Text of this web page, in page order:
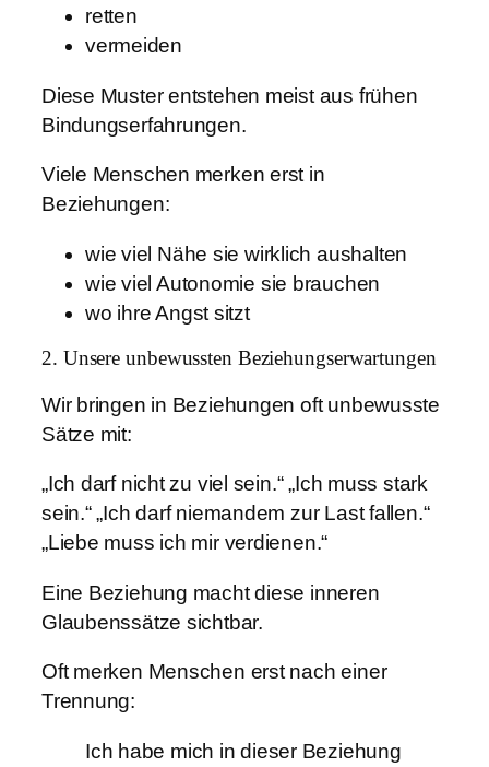
retten
vermeiden
Diese Muster entstehen meist aus frühen
Bindungserfahrungen.
Viele Menschen merken erst in
Beziehungen:
wie viel Nähe sie wirklich aushalten
wie viel Autonomie sie brauchen
wo ihre Angst sitzt
2. Unsere unbewussten Beziehungserwartungen
Wir bringen in Beziehungen oft unbewusste
Sätze mit:
„Ich darf nicht zu viel sein.“ „Ich muss stark
sein.“ „Ich darf niemandem zur Last fallen.“
„Liebe muss ich mir verdienen.“
Eine Beziehung macht diese inneren
Glaubenssätze sichtbar.
Oft merken Menschen erst nach einer
Trennung:
Ich habe mich in dieser Beziehung